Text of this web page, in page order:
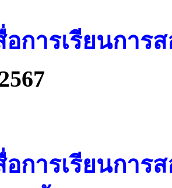
การเรียนการ
อการเรียนการ